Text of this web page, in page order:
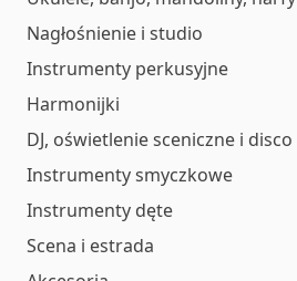
Nagłośnienie i studio
Instrumenty perkusyjne
Harmonijki
DJ, oświetlenie sceniczne i disco
Instrumenty smyczkowe
Instrumenty dęte
Scena i estrada